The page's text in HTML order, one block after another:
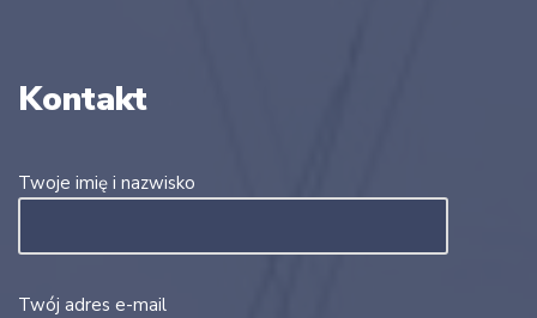
Kontakt
Twoje imię i nazwisko
Twój adres e-mail